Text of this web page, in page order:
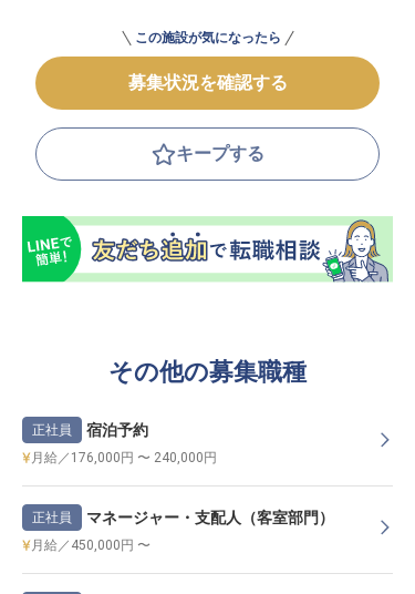
この施設が気になったら
募集状況を確認する
キープする
その他の募集職種
正社員 宿泊予約
月給／176,000円 〜 240,000円
正社員 マネージャー・支配人（客室部門）
月給／450,000円 〜